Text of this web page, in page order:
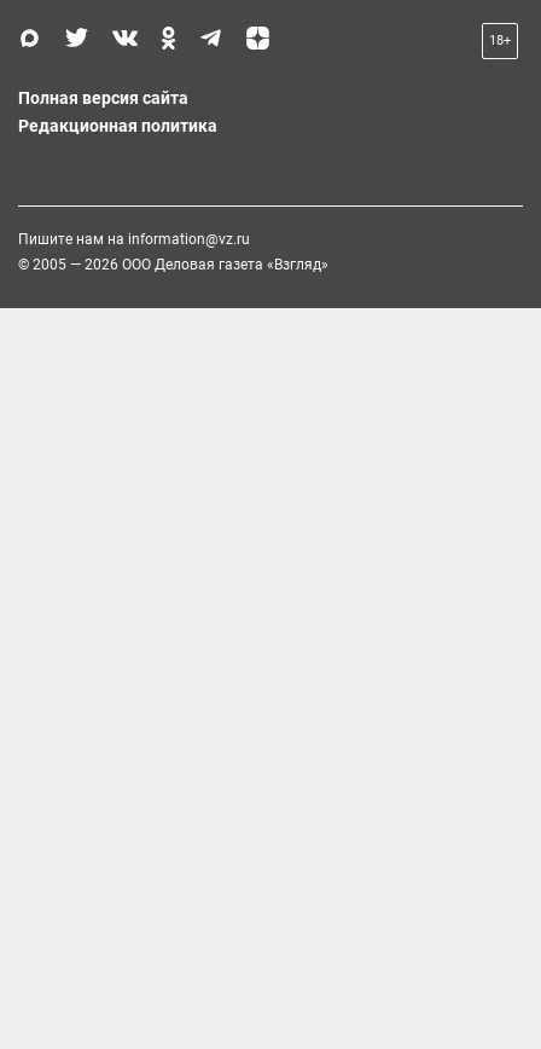
18+
Полная версия сайта
Редакционная политика
Пишите нам на information@vz.ru
© 2005 — 2026 ООО Деловая газета «Взгляд»